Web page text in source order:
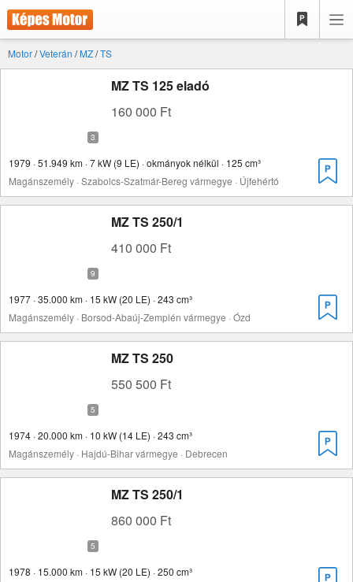
Motor/Veterán /MZ/TS
MZ TS 125 eladó
160 000 Ft
1979 · 51.949 km · 7 kW (9 LE) · okmányok nélkül · 125 cm³
Magánszemély · Szabolcs-Szatmár-Bereg vármegye · Újfehértó
MZ TS 250/1
410 000 Ft
1977 · 35.000 km · 15 kW (20 LE) · 243 cm³
Magánszemély · Borsod-Abaúj-Zemplén vármegye · Ózd
MZ TS 250
550 500 Ft
1974 · 20.000 km · 10 kW (14 LE) · 243 cm³
Magánszemély · Hajdú-Bihar vármegye · Debrecen
MZ TS 250/1
860 000 Ft
1978 · 15.000 km · 15 kW (20 LE) · 250 cm³